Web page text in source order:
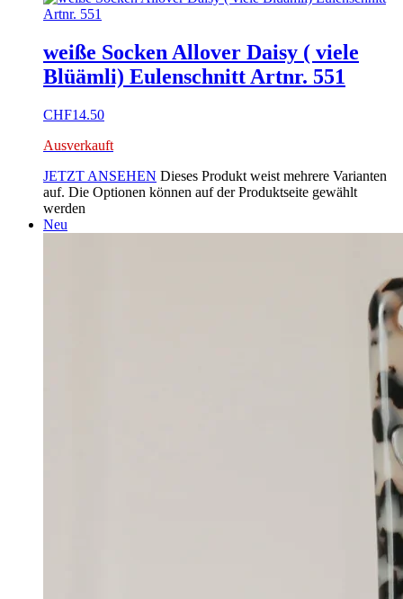
weiße Socken Allover Daisy ( viele
Blüämli) Eulenschnitt Artnr. 551
CHF14.50
Ausverkauft
JETZT ANSEHEN Dieses Produkt weist mehrere Varianten
auf. Die Optionen können auf der Produktseite gewählt
werden
Neu